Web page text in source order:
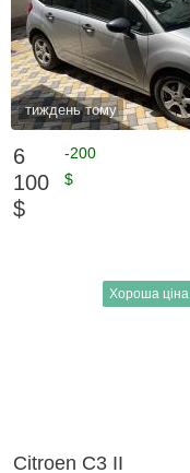
тиждень тому
6
100
$
-200
$
Хороша ціна
Citroen C3 II